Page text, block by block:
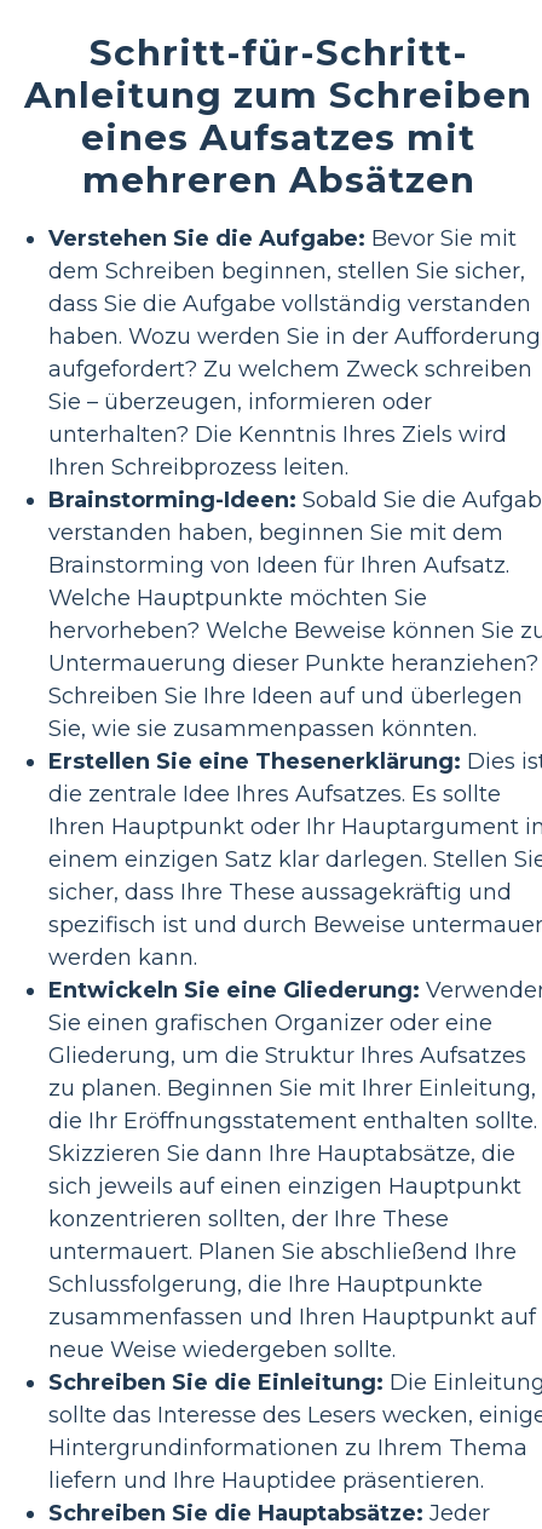
Schritt-für-Schritt-
Anleitung zum Schreiben
eines Aufsatzes mit
mehreren Absätzen
Verstehen Sie die Aufgabe: Bevor Sie mit
dem Schreiben beginnen, stellen Sie sicher,
dass Sie die Aufgabe vollständig verstanden
haben. Wozu werden Sie in der Aufforderung
aufgefordert? Zu welchem ​​Zweck schreiben
Sie – überzeugen, informieren oder
unterhalten? Die Kenntnis Ihres Ziels wird
Ihren Schreibprozess leiten.
Brainstorming-Ideen: Sobald Sie die
verstanden haben, beginnen Sie mit dem
Brainstorming von Ideen für Ihren Aufsatz.
Welche Hauptpunkte möchten Sie
hervorheben? Welche Beweise können Sie
Untermauerung dieser Punkte heranziehen?
Schreiben Sie Ihre Ideen auf und überlegen
Sie, wie sie zusammenpassen könnten.
Erstellen Sie eine Thesenerklärung: Dies
die zentrale Idee Ihres Aufsatzes. Es sollte
Ihren Hauptpunkt oder Ihr Hauptargument
einem einzigen Satz klar darlegen. Stellen
sicher, dass Ihre These aussagekräftig und
spezifisch ist und durch Beweise
werden kann.
Entwickeln Sie eine Gliederung:
Sie einen grafischen Organizer oder eine
Gliederung, um die Struktur Ihres Aufsatzes
zu planen. Beginnen Sie mit Ihrer Einleitung,
die Ihr Eröffnungsstatement enthalten sollte.
Skizzieren Sie dann Ihre Hauptabsätze, die
sich jeweils auf einen einzigen Hauptpunkt
konzentrieren sollten, der Ihre These
untermauert. Planen Sie abschließend Ihre
Schlussfolgerung, die Ihre Hauptpunkte
zusammenfassen und Ihren Hauptpunkt auf
neue Weise wiedergeben sollte.
Schreiben Sie die Einleitung: Die
sollte das Interesse des Lesers wecken,
Hintergrundinformationen zu Ihrem Thema
liefern und Ihre Hauptidee präsentieren.
Schreiben Sie die Hauptabsätze: Jeder